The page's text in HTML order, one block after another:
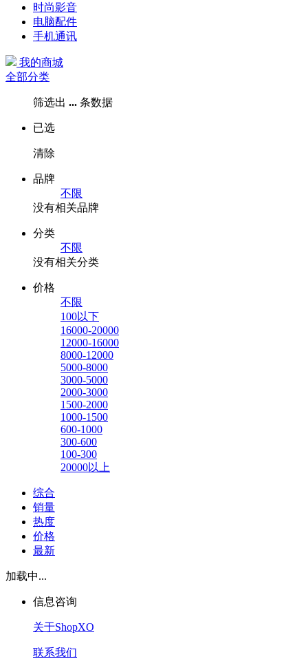
时尚影音
电脑配件
手机通讯
我的商城
全部分类
筛选出 ... 条数据
已选
清除
品牌
不限
没有相关品牌
分类
不限
没有相关分类
价格
不限
100以下
16000-20000
12000-16000
8000-12000
5000-8000
3000-5000
2000-3000
1500-2000
1000-1500
600-1000
300-600
100-300
20000以上
综合
销量
热度
价格
最新
加载中...
信息咨询
关于ShopXO
联系我们